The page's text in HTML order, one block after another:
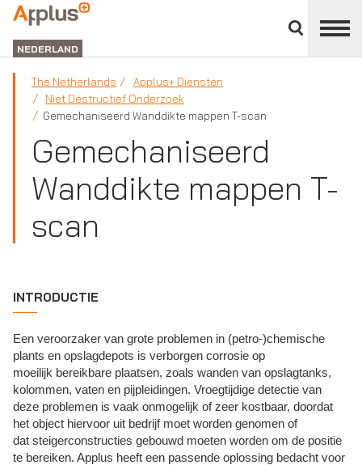
divisions
panel
APPLUS+
NEDERLAND
The Netherlands
Applus+ Diensten
Niet Destructief Onderzoek
Gemechaniseerd Wanddikte mappen T-scan
Gemechaniseerd
Wanddikte mappen T-
scan
INTRODUCTIE
Een veroorzaker van grote problemen in (petro-)chemische
plants en opslagdepots is verborgen corrosie op
moeilijk bereikbare plaatsen, zoals wanden van opslagtanks,
kolommen, vaten en pijpleidingen. Vroegtijdige detectie van
deze problemen is vaak onmogelijk of zeer kostbaar, doordat
het object hiervoor uit bedrijf moet worden genomen of
dat steigerconstructies gebouwd moeten worden om de positie
te bereiken. Applus heeft een passende oplossing bedacht voor